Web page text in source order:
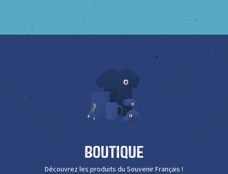
Boutique
Découvrez les produits du Souvenir Français !